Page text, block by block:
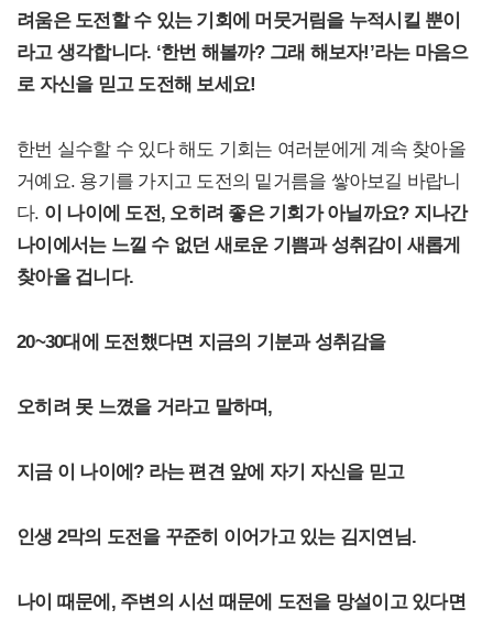
려움은 도전할 수 있는 기회에 머뭇거림을 누적시킬 뿐이
라고 생각합니다. ‘한번 해볼까? 그래 해보자!’라는 마음으
로 자신을 믿고 도전해 보세요!
한번 실수할 수 있다 해도 기회는 여러분에게 계속 찾아올
거예요. 용기를 가지고 도전의 밑거름을 쌓아보길 바랍니
다. 이 나이에 도전, 오히려 좋은 기회가 아닐까요? 지나간
나이에서는 느낄 수 없던 새로운 기쁨과 성취감이 새롭게
찾아올 겁니다.
20~30대에 도전했다면 지금의 기분과 성취감을
오히려 못 느꼈을 거라고 말하며,
지금 이 나이에? 라는 편견 앞에 자기 자신을 믿고
인생 2막의 도전을 꾸준히 이어가고 있는 김지연님.
나이 때문에, 주변의 시선 때문에 도전을 망설이고 있다면